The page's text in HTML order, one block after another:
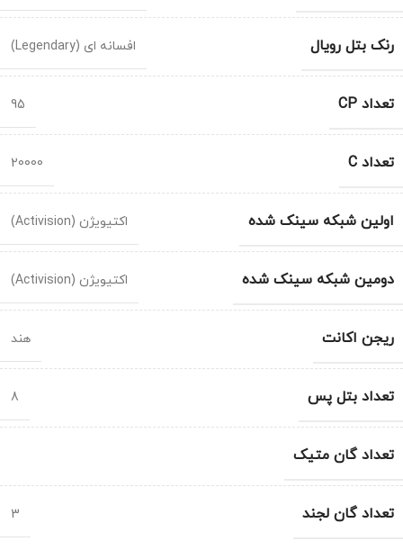
رنک بتل رویال افسانه ای (Legendary)
تعداد CP 95
تعداد C 20000
اولین شبکه سینک شده اکتیویژن (Activision)
دومین شبکه سینک شده اکتیویژن (Activision)
ریجن اکانت هند
تعداد بتل پس 8
تعداد گان متیک
تعداد گان لجند 3